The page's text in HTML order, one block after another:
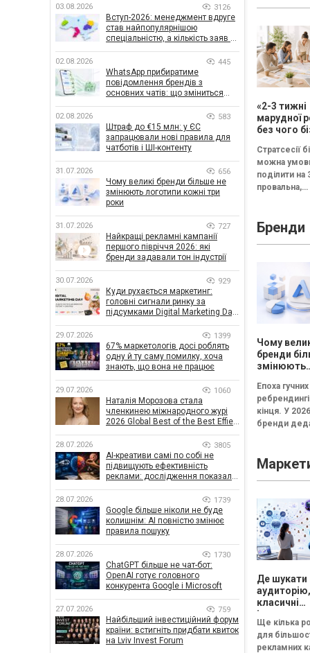
«2-3 тижні
марудної
без чого
проводити
Стратсесії
можна
поділити на
провальна,
Провальна —
«рефлексія
Бренди
Чому
бренди
змінюють
логотипи
три роки
Епоха гучних
кінця. У
бренди
впізнавані
елементи,...
Де шукати
класичні
дивують
Ще кілька
для
рекламних
03.08.2026 3126
Вступ-2026: менеджмент вдруге
став найпопулярнішою
спеціальністю, а кількість заяв —
02.08.2026 445
WhatsApp прибиратиме
повідомлення брендів з
основних чатів: що зміниться
02.08.2026 583
Штраф до €15 млн: у ЄС
запрацювали нові правила для
чатботів і ШІ-контенту
31.07.2026 656
Чому великі бренди більше не
змінюють логотипи кожні три
роки
31.07.2026 727
Найкращі рекламні кампанії
першого півріччя 2026: які
бренди задавали тон індустрії
30.07.2026 929
Куди рухається маркетинг:
головні сигнали ринку за
підсумками Digital Marketing Day
29.07.2026 1399
67% маркетологів досі роблять
одну й ту саму помилку, хоча
знають, що вона не працює
29.07.2026 1060
Наталія Морозова стала
членкинею міжнародного журі
2026 Global Best of the Best Effie
28.07.2026 3805
AI-креативи самі по собі не
підвищують ефективність
реклами: дослідження показало,
28.07.2026 1739
Google більше ніколи не буде
колишнім: AI повністю змінює
правила пошуку
28.07.2026 1730
ChatGPT більше не чат-бот:
OpenAI готує головного
конкурента Google і Microsoft
27.07.2026 759
Найбільший інвестиційний форум
країни: встигніть придбати квиток
на Lviv Invest Forum